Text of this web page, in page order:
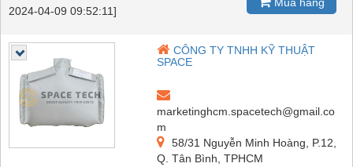
2024-04-09 09:52:11]
CÔNG TY TNHH KỸ THUẬT
SPACE
marketinghcm.spacetech@gmail.co
m
58/31 Nguyễn Minh Hoàng, P.12,
Q. Tân Bình, TPHCM